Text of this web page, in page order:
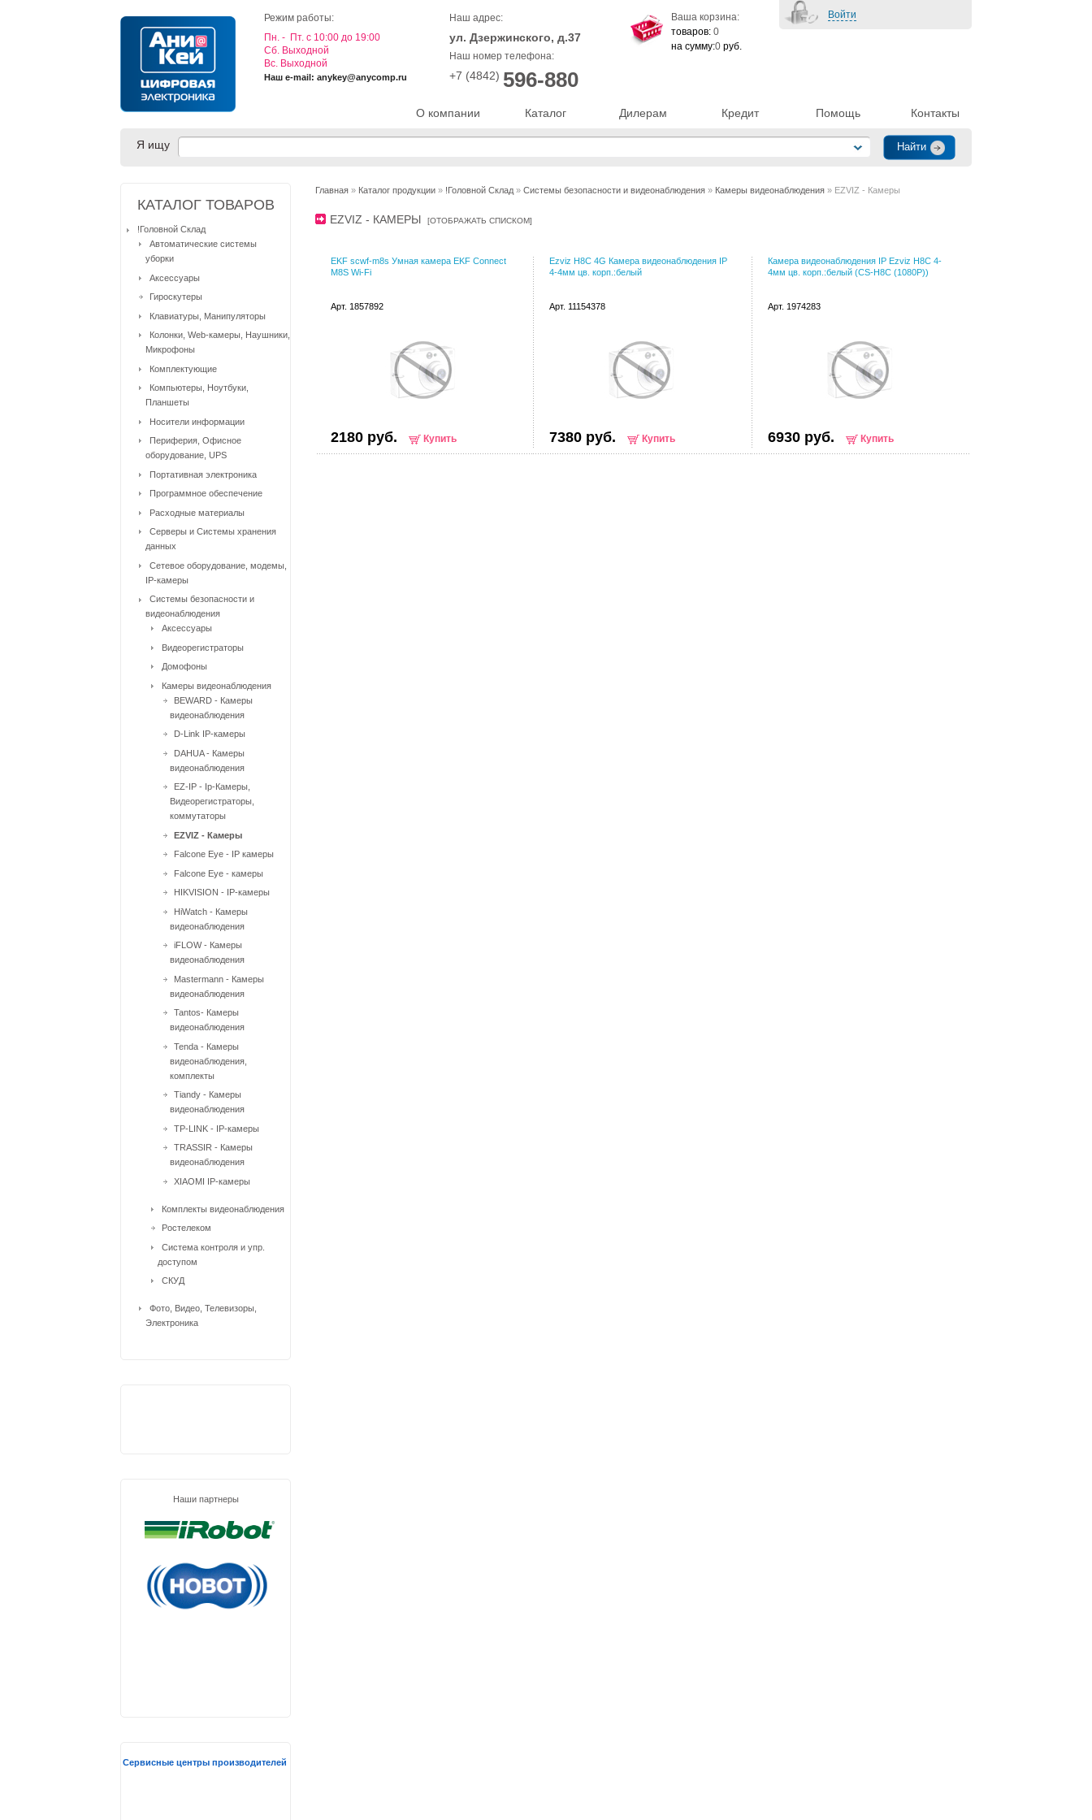
О компании Каталог Дилерам Кредит Помощь Контакты
Режим работы:
Пн. - Пт. с 10:00 до 19:00
Cб. Выходной
Вс. Выходной
Наш e-mail: anykey@anycomp.ru
Наш адрес:
ул. Дзержинского, д.37
Наш номер телефона:
+7 (4842) 596-880
Войти
Ваша корзина:
товаров: 0
на сумму:0 руб.
Я ищу
Главная » Каталог продукции » !Головной Склад » Системы безопасности и видеонаблюдения » Камеры видеонаблюдения » EZVIZ - Камеры
EZVIZ - КАМЕРЫ [ОТОБРАЖАТЬ СПИСКОМ]
EKF scwf-m8s Умная камера EKF Connect
M8S Wi-Fi
Арт. 1857892
2180 руб. Купить
Ezviz H8C 4G Камера видеонаблюдения IP
4-4мм цв. корп.:белый
Арт. 11154378
7380 руб. Купить
Камера видеонаблюдения IP Ezviz H8C 4-
4мм цв. корп.:белый (CS-H8C (1080P))
Арт. 1974283
6930 руб. Купить
КАТАЛОГ ТОВАРОВ
!Головной Склад
Автоматические системы
уборки
Аксессуары
Гироскутеры
Клавиатуры, Манипуляторы
Колонки, Web-камеры, Наушники,
Микрофоны
Комплектующие
Компьютеры, Ноутбуки,
Планшеты
Носители информации
Периферия, Офисное
оборудование, UPS
Портативная электроника
Программное обеспечение
Расходные материалы
Серверы и Системы хранения
данных
Сетевое оборудование, модемы,
IP-камеры
Системы безопасности и
видеонаблюдения
Аксессуары
Видеорегистраторы
Домофоны
Камеры видеонаблюдения
BEWARD - Камеры
видеонаблюдения
D-Link IP-камеры
DAHUA - Камеры
видеонаблюдения
EZ-IP - Ip-Камеры,
Видеорегистраторы,
коммутаторы
EZVIZ - Камеры
Falcone Eye - IP камеры
Falcone Eye - камеры
HIKVISION - IP-камеры
HiWatch - Камеры
видеонаблюдения
iFLOW - Камеры
видеонаблюдения
Mastermann - Камеры
видеонаблюдения
Tantos- Камеры
видеонаблюдения
Tenda - Камеры
видеонаблюдения,
комплекты
Tiandy - Камеры
видеонаблюдения
TP-LINK - IP-камеры
TRASSIR - Камеры
видеонаблюдения
XIAOMI IP-камеры
Комплекты видеонаблюдения
Ростелеком
Система контроля и упр.
доступом
СКУД
Фото, Видео, Телевизоры,
Электроника
Наши партнеры
Сервисные центры производителей